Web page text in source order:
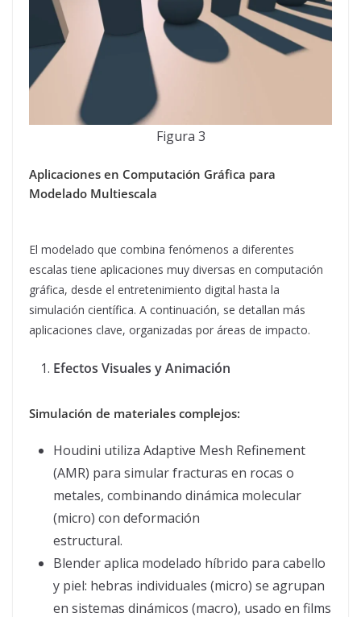
Figura 3
Aplicaciones en Computación Gráfica para
Modelado Multiescala
El modelado que combina fenómenos a diferentes
escalas tiene aplicaciones muy diversas en computación
gráfica, desde el entretenimiento digital hasta la
simulación científica. A continuación, se detallan más
aplicaciones clave, organizadas por áreas de impacto.
Efectos Visuales y Animación
Simulación de materiales complejos:
Houdini utiliza Adaptive Mesh Refinement
(AMR) para simular fracturas en rocas o
metales, combinando dinámica molecular
(micro) con deformación
estructural.
Blender aplica modelado híbrido para cabello
y piel: hebras individuales (micro) se agrupan
en sistemas dinámicos (macro), usado en films